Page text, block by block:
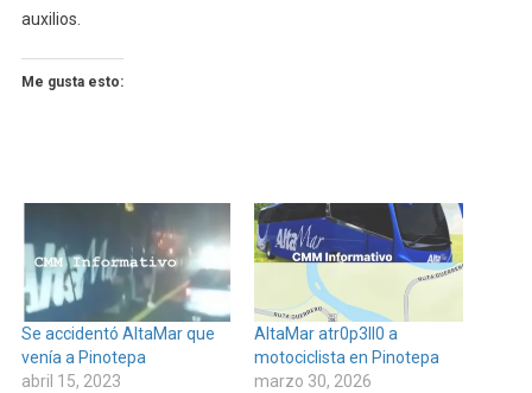
auxilios.
Me gusta esto:
Se accidentó AltaMar que
venía a Pinotepa
abril 15, 2023
AltaMar atr0p3ll0 a
motociclista en Pinotepa
marzo 30, 2026